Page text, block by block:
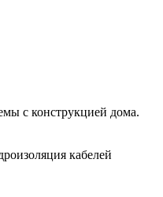
с конструкцией дома.
кабелей